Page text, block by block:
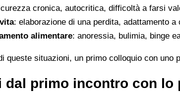
cronica, autocritica, difficoltà a farsi
: elaborazione di una perdita, adattamento a
alimentare: anoressia, bulimia, binge
queste situazioni, un primo colloquio con
dal primo incontro con lo